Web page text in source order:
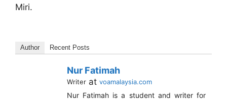
Miri.
Author Recent Posts
Nur Fatimah
Writer at voamalaysia.com
Nur Fatimah is a student and writer for